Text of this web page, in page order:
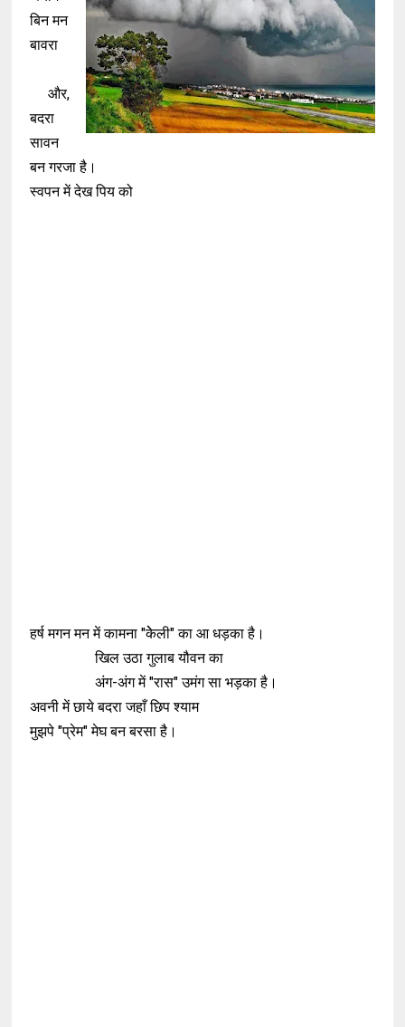
बिन मन
बावरा
और,
बदरा
सावन
बन गरजा है।
स्वपन में देख पिय को
हर्ष मगन मन में कामना "केेली" का आ धड़का है।
खिल उठा गुलाब यौवन का
अंग-अंग में "रास" उमंग सा भड़का है।
अवनी में छाये बदरा जहाँ छिप श्याम
मुझपे "प्रेम" मेघ बन बरसा है।